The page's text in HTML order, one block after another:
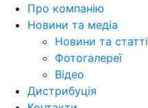
Про компанію
Новини та медіа
Новини та статті
Фотогалереї
Відео
Дистрибуція